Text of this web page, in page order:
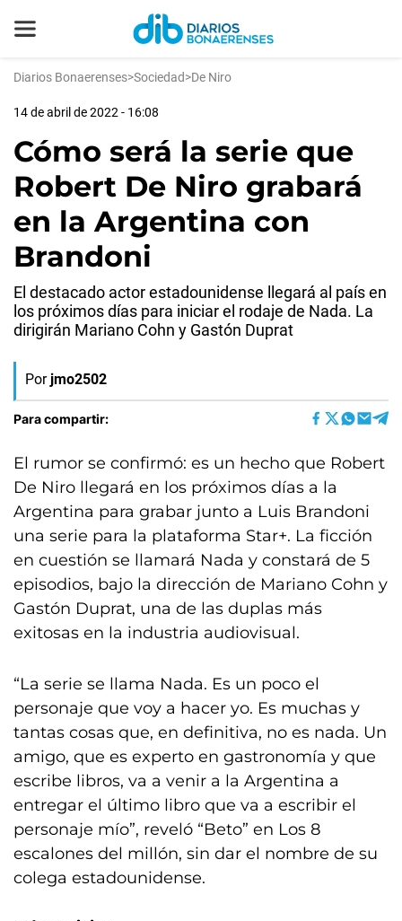
Diarios Bonaerenses>Sociedad>De Niro
14 de abril de 2022 - 16:08
Cómo será la serie que
Robert De Niro grabará
en la Argentina con
Brandoni
El destacado actor estadounidense llegará al país en
los próximos días para iniciar el rodaje de Nada. La
dirigirán Mariano Cohn y Gastón Duprat
Por jmo2502
Para compartir:
El rumor se confirmó: es un hecho que Robert
De Niro llegará en los próximos días a la
Argentina para grabar junto a Luis Brandoni
una serie para la plataforma Star+. La ficción
en cuestión se llamará Nada y constará de 5
episodios, bajo la dirección de Mariano Cohn y
Gastón Duprat, una de las duplas más
exitosas en la industria audiovisual.
“La serie se llama Nada. Es un poco el
personaje que voy a hacer yo. Es muchas y
tantas cosas que, en definitiva, no es nada. Un
amigo, que es experto en gastronomía y que
escribe libros, va a venir a la Argentina a
entregar el último libro que va a escribir el
personaje mío”, reveló “Beto” en Los 8
escalones del millón, sin dar el nombre de su
colega estadounidense.